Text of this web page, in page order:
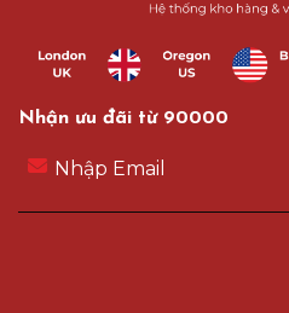
Nhận ưu đãi từ 90000